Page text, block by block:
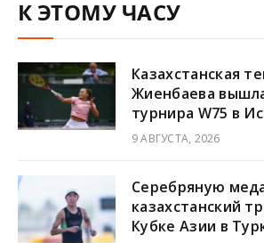
К ЭТОМУ ЧАСУ
Казахстанская
Жиенбаева
турнира W75 в
9 АВГУСТА, 2026
Серебряную
казахстанский
Кубке Азии в